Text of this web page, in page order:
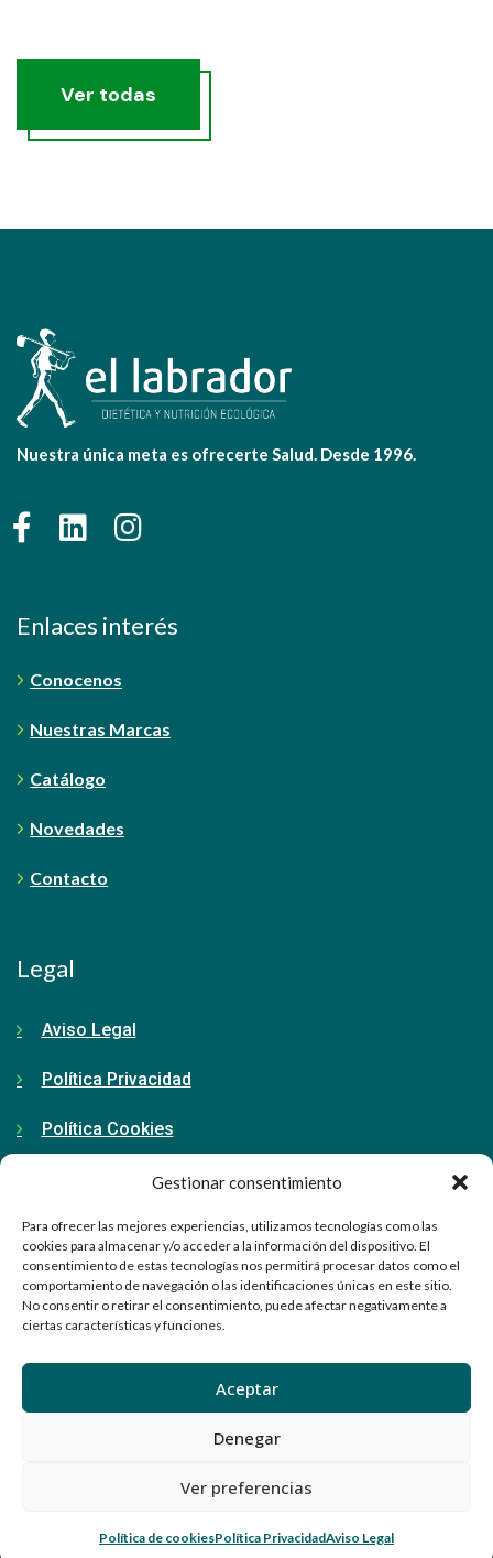
Gestionar consentimiento
Para ofrecer las mejores experiencias, utilizamos tecnologías como las
cookies para almacenar y/o acceder a la información del dispositivo. El
consentimiento de estas tecnologías nos permitirá procesar datos como el
comportamiento de navegación o las identificaciones únicas en este sitio.
No consentir o retirar el consentimiento, puede afectar negativamente a
ciertas características y funciones.
Aceptar
Denegar
Ver preferencias
Política de cookiesPolítica PrivacidadAviso Legal
Ver todas
Nuestra única meta es ofrecerte Salud. Desde 1996.
Enlaces interés
Conocenos
Nuestras Marcas
Catálogo
Novedades
Contacto
Legal
Aviso Legal
Política Privacidad
Política Cookies
Contacto
91 798 71 15
info@ellabrador.es